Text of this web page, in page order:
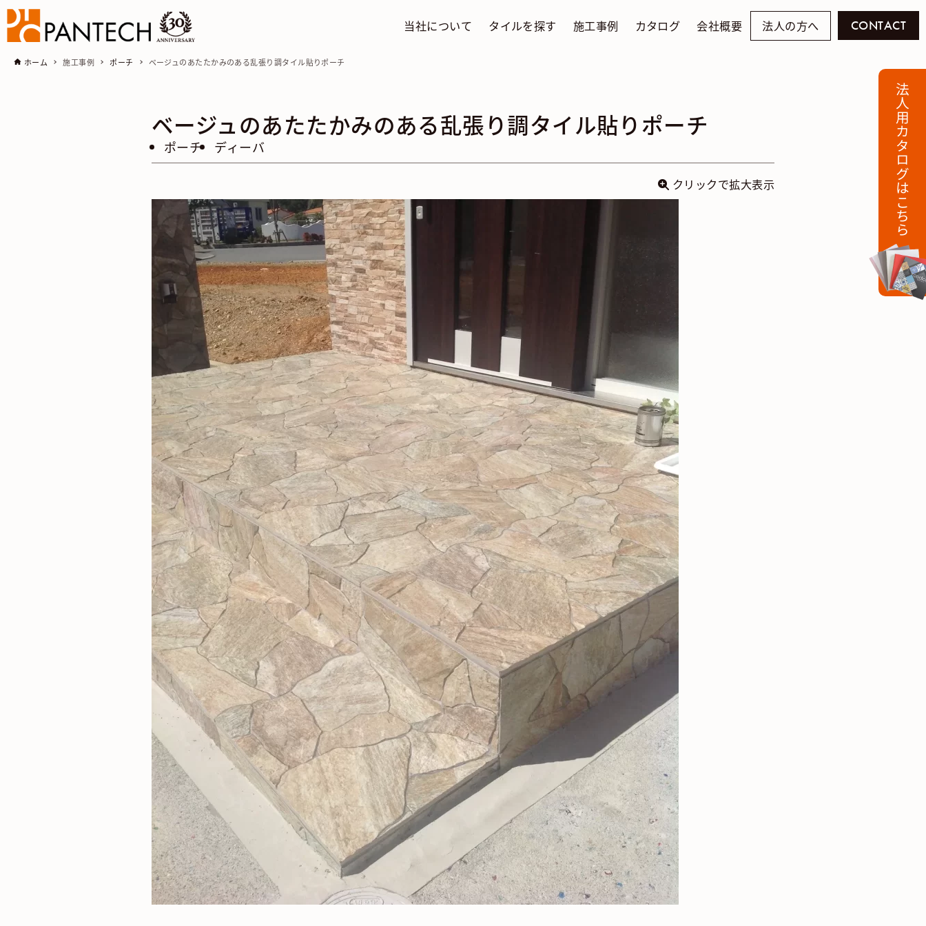
当社について タイルを探す 施工事例 カタログ 会社概要 法人の方へ CONTACT
ホーム 施工事例 ポーチ ベージュのあたたかみのある乱張り調タイル貼りポーチ
ベージュのあたたかみのある乱張り調タイル貼りポーチ
ポーチ ディーバ
クリックで拡大表示 法人用カタログはこちら